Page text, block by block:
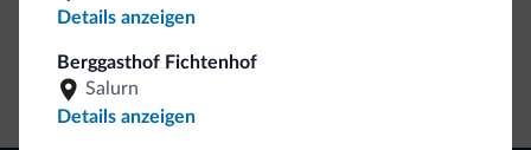
Details anzeigen
Berggasthof Fichtenhof
Salurn
Details anzeigen